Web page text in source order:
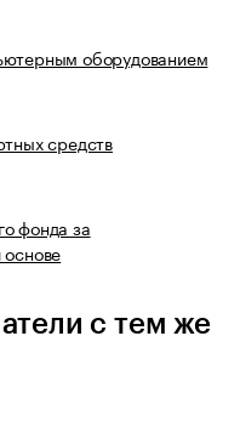
оборудованием
средств
фонда за
с тем же